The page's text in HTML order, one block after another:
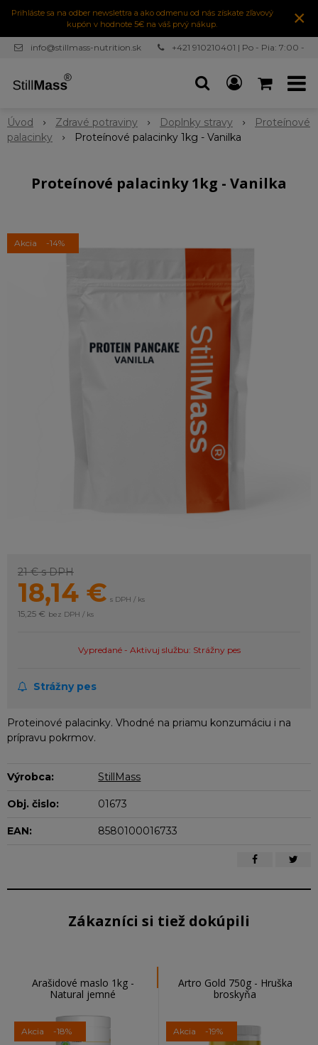
Prihláste sa na odber newslettra a ako odmenu od nás získate zľavový
kupón v hodnote 5€ na váš prvý nákup.
×
info@stillmass-nutrition.sk
+421 910210401 | Po - Pia: 7:00 -
Úvod Zdravé potraviny Doplnky stravy
Proteínové
palacinky
Proteínové palacinky 1kg - Vanilka
Proteínové palacinky 1kg - Vanilka
Akcia -14%
21 €s DPH
18,14 € s DPH / ks
15,25 € bez DPH / ks
Vypredané - Aktivuj službu: Strážny pes
Strážny pes
Proteinové palacinky. Vhodné na priamu konzumáciu i na
prípravu pokrmov.
Výrobca: StillMass
Obj. čislo: 01673
EAN: 8580100016733
Zákazníci si tiež dokúpili
Arašidové maslo 1kg -
Natural jemné
Akcia -18%
Artro Gold 750g - Hruška
broskyňa
Akcia -19%